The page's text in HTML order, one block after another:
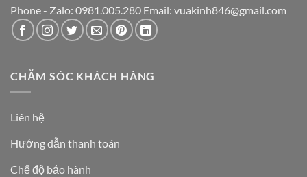
Phone - Zalo: 0981.005.280 Email: vuakinh846@gmail.com
CHĂM SÓC KHÁCH HÀNG
Liên hệ
Hướng dẫn thanh toán
Chế độ bảo hành